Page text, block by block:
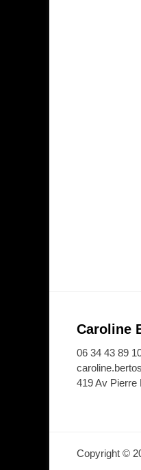
Caroline
06 34 43 89
419 Av Pierre
Copyright ©